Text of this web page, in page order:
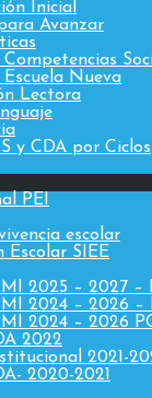
Inicial
Avanzar
Nueva
Lectora
y CDA por Ciclos
PEI
escolar
Escolar SIEE
2025 – 2027 –
2024 – 2026 –
2024 – 2026
2022
2021-
2020-2021